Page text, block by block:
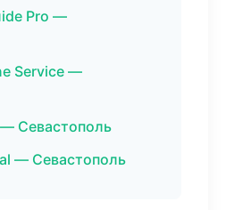
Pro —
Service —
Севастополь
— Севастополь